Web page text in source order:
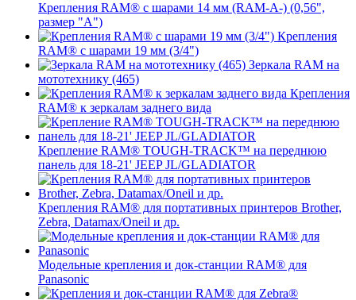
Крепления RAM® с шарами 14 мм (RAM-A-) (0,56",
размер "A")
Крепления
RAM® с шарами 19 мм (3/4")
Зеркала RAM на
мототехнику (465)
Крепления
RAM® к зеркалам заднего вида
Крепление RAM® TOUGH-TRACK™ на переднюю
панель для 18-21' JEEP JL/GLADIATOR
Крепления RAM® для портативных принтеров Brother,
Zebra, Datamax/Oneil и др.
Модельные крепления и док-станции RAM® для
Panasonic